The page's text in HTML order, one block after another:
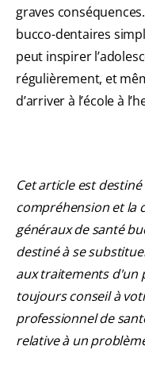
graves
bucco-dentaires
peut inspirer
régulièrement, et
d’arriver à l’école à
Cet article est
compréhension et la
généraux de santé
destiné à se
aux traitements d'un
toujours conseil à
professionnel de
relative à un